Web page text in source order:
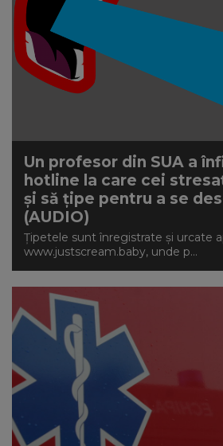
Un profesor din SUA a
hotline la care cei
și să țipe pentru a se
(AUDIO)
Țipetele sunt înregistrate și urcate
www.justscream.baby, unde p...